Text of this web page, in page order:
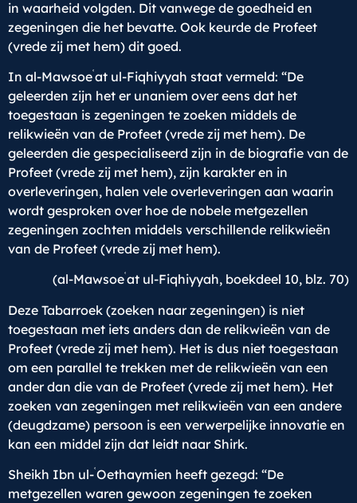
in waarheid volgden. Dit vanwege de goedheid en
zegeningen die het bevatte. Ook keurde de Profeet
(vrede zij met hem) dit goed.
In al-Mawsoeʿat ul-Fiqhiyyah staat vermeld: “De
geleerden zijn het er unaniem over eens dat het
toegestaan is zegeningen te zoeken middels de
relikwieën van de Profeet (vrede zij met hem). De
geleerden die gespecialiseerd zijn in de biografie van de
Profeet (vrede zij met hem), zijn karakter en in
overleveringen, halen vele overleveringen aan waarin
wordt gesproken over hoe de nobele metgezellen
zegeningen zochten middels verschillende relikwieën
van de Profeet (vrede zij met hem).
(al-Mawsoeʿat ul-Fiqhiyyah, boekdeel 10, blz. 70)
Deze Tabarroek (zoeken naar zegeningen) is niet
toegestaan met iets anders dan de relikwieën van de
Profeet (vrede zij met hem). Het is dus niet toegestaan
om een parallel te trekken met de relikwieën van een
ander dan die van de Profeet (vrede zij met hem). Het
zoeken van zegeningen met relikwieën van een andere
(deugdzame) persoon is een verwerpelijke innovatie en
kan een middel zijn dat leidt naar Shirk.
Sheikh Ibn ul-ʿOethaymien heeft gezegd: “De
metgezellen waren gewoon zegeningen te zoeken